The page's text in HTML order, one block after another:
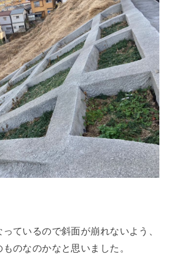
ているので斜面が崩れないよう、
のなのかなと思いました。